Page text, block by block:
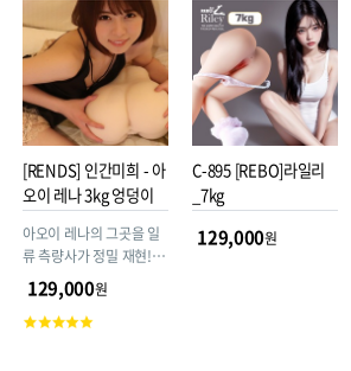
탄력과 윤기가 넘치는 사
람 피부와 같은 감촉, 부드
러우면서도 자극적인 내
부의 리얼한 촉감까지 재
현했습니다.
점
[RENDS] 인간미희 - 아
오이 레나 3kg 엉덩이
아오이 레나의 그곳을 일
류 측량사가 정밀 재현! 탁
월한 기술력의 성인용품
메이커 렌즈(RENDS)에
서 제작~
129,000원
고
C-895 [REBO]라일리
_7kg
129,000원